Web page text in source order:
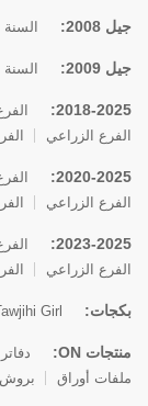
جيل 2008: السنة
جيل 2009: السنة
2018-2025:
الفرع الزراعي
2020-2025:
الفرع الزراعي
2023-2025:
الفرع الزراعي
بكجات: Girl
منتجات ON: دفاتر ON
ملفات أوراق
بروش